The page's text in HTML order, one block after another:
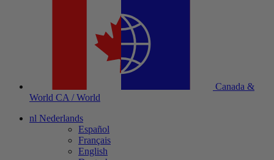
Canada &
World CA / World
nl Nederlands
Español
Français
English